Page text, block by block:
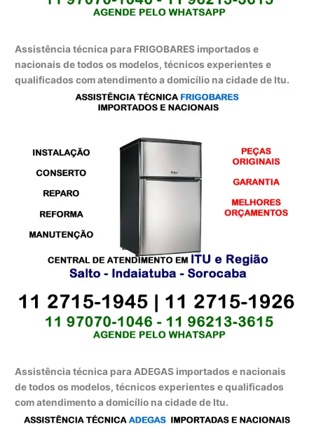
Assistência técnica para FRIGOBARES importados e
nacionais de todos os modelos, técnicos experientes e
qualificados com atendimento a domicílio na cidade de Itu.
Assistência técnica para ADEGAS importados e nacionais
de todos os modelos, técnicos experientes e qualificados
com atendimento a domicílio na cidade de Itu.